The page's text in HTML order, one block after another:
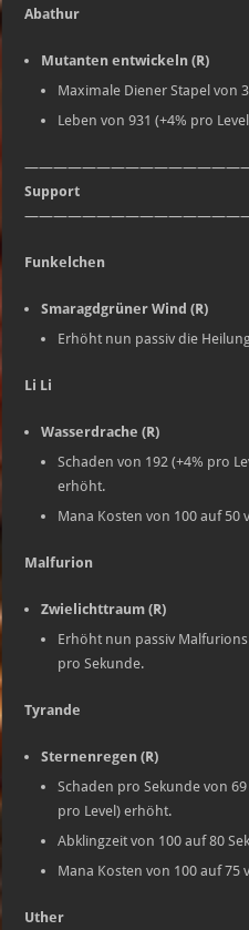
Abathur
Mutanten entwickeln (R)
Maximale Diener Stapel von
Leben von 931 (+4% pro
Support
Funkelchen
Smaragdgrüner Wind (R)
Erhöht nun passiv die
Li Li
Wasserdrache (R)
Schaden von 192 (+4% pro
erhöht.
Mana Kosten von 100 auf 50
Malfurion
Zwielichttraum (R)
Erhöht nun passiv
pro Sekunde.
Tyrande
Sternenregen (R)
Schaden pro Sekunde von
pro Level) erhöht.
Abklingzeit von 100 auf 80
Mana Kosten von 100 auf 75
Uther